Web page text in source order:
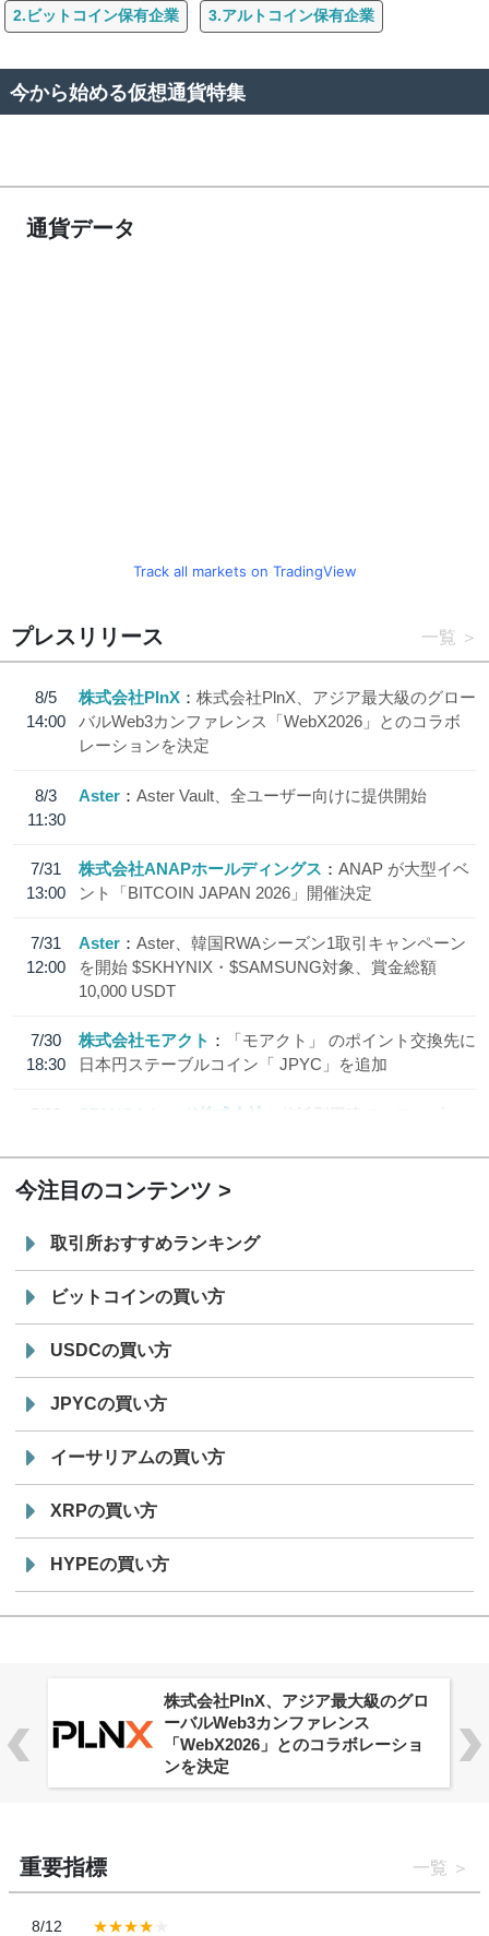
2.ビットコイン保有企業 3.アルトコイン保有企業
今から始める仮想通貨特集
通貨データ
Track all markets on TradingView
プレスリリース 一覧
8/5
14:00
株式会社PlnX
株式会社PlnX、アジア最大級のグロー
バルWeb3カンファレンス「WebX2026」とのコラボ
レーションを決定
8/3
11:30
Aster Aster Vault、全ユーザー向けに提供開始
7/31
13:00
株式会社ANAPホールディングス
ANAP が大型イベ
ント「BITCOIN JAPAN 2026」開催決定
7/31
12:00
Aster
Aster、韓国RWAシーズン1取引キャンペーン
を開始 $SKHYNIX・$SAMSUNG対象、賞金総額
10,000 USDT
7/30
18:30
株式会社モアクト
「モアクト」 のポイント交換先に
日本円ステーブルコイン「 JPYC」を追加
7/29
SBI VCトレード株式会社
信託型円建てステーブル
今注目のコンテンツ
取引所おすすめランキング
ビットコインの買い方
USDCの買い方
JPYCの買い方
イーサリアムの買い方
XRPの買い方
HYPEの買い方
株式会社PlnX、アジア最大級のグロ
ーバルWeb3カンファレンス
「WebX2026」とのコラボレーショ
ンを決定
重要指標 一覧
8/12